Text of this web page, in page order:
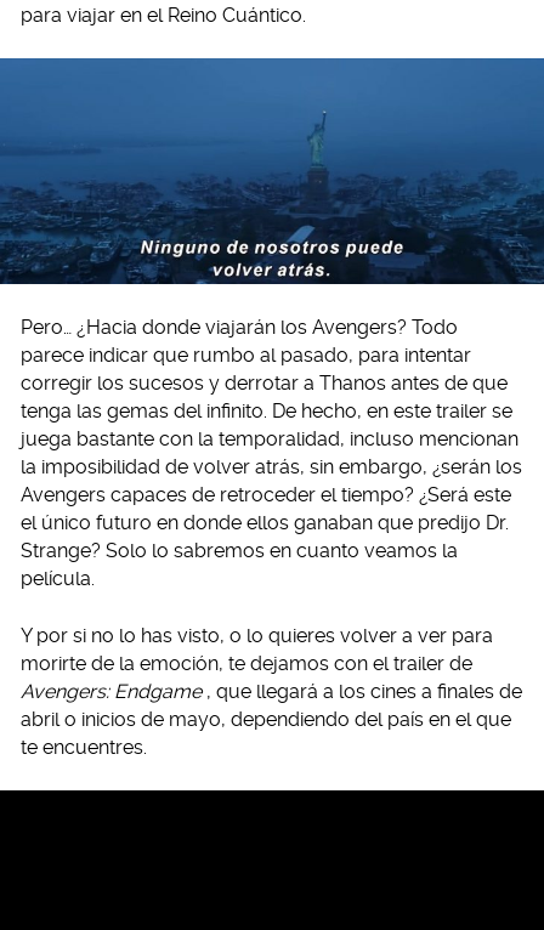
para viajar en el Reino Cuántico.
Pero… ¿Hacia donde viajarán los Avengers? Todo
parece indicar que rumbo al pasado, para intentar
corregir los sucesos y derrotar a Thanos antes de que
tenga las gemas del infinito. De hecho, en este trailer se
juega bastante con la temporalidad, incluso mencionan
la imposibilidad de volver atrás, sin embargo, ¿serán los
Avengers capaces de retroceder el tiempo? ¿Será este
el único futuro en donde ellos ganaban que predijo Dr.
Strange? Solo lo sabremos en cuanto veamos la
película.
Y por si no lo has visto, o lo quieres volver a ver para
morirte de la emoción, te dejamos con el trailer de
Avengers: Endgame , que llegará a los cines a finales de
abril o inicios de mayo, dependiendo del país en el que
te encuentres.